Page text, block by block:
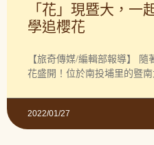
「花」現暨大，一
學追櫻花
【旅奇傳媒/編輯部報導】 隨
花盛開！位於南投埔里的暨
2022/01/27